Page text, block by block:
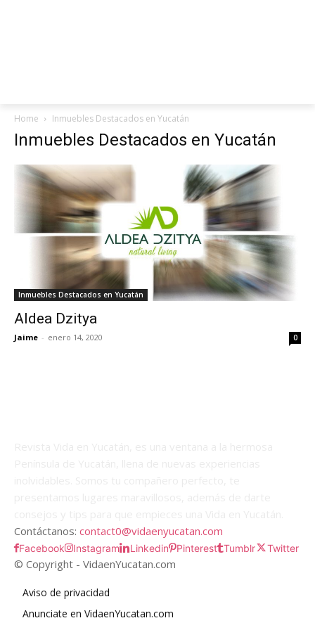
Home Inmuebles Destacados en Yucatán
Inmuebles Destacados en Yucatán
Inmuebles Destacados en Yucatán
Aldea Dzitya
Jaime - enero 14, 2020 0
Contáctanos: contact0@vidaenyucatan.com
Facebook Instagram Linkedin Pinterest Tumblr Twitter
© Copyright - VidaenYucatan.com
Aviso de privacidad
Anunciate en VidaenYucatan.com